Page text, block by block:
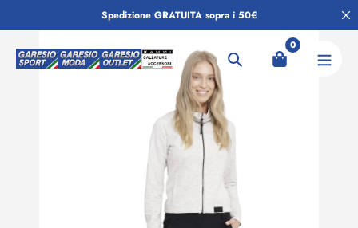
al
contenuto
Spedizione GRATUITA sopra i 50€
Ricerca
0